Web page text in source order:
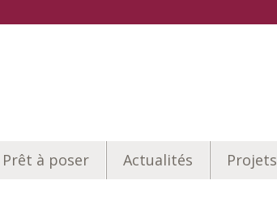
Prêt à poser Actualités Projets